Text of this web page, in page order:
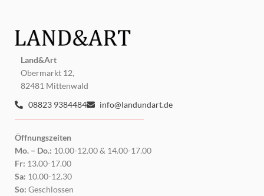
Land&Art
Obermarkt 12,
82481 Mittenwald
08823 9384484
info@landundart.de
Öffnungszeiten
Mo. – Do.: 10.00-12.00 & 14.00-17.00
Fr: 13.00-17.00
Sa: 10.00-12.30
So: Geschlossen